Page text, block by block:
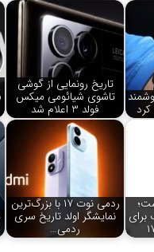
تاریخ رونمایی از گوشی
تاشوی شیائومی میکس
فولد 3 اعلام شد
۱۶ است؛ ردمی نوت ۱۷ با بزرگ‌ترین
نمایشگر اولد تاریخ سری
ردمی…